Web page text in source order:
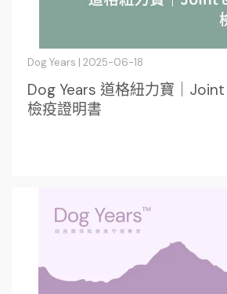
Dog Years 道格紐力寶｜Joint
檢疫證明書
Dog Years | 2025-06-18